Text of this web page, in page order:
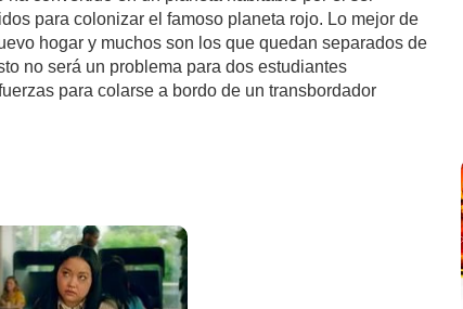
para colonizar el famoso planeta rojo. Lo mejor de
hogar y muchos son los que quedan separados de
no será un problema para dos estudiantes
para colarse a bordo de un transbordador